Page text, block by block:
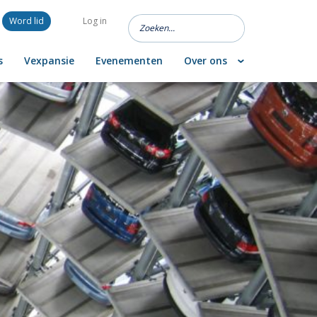
Word lid Log in
Vexpansie Evenementen Over ons